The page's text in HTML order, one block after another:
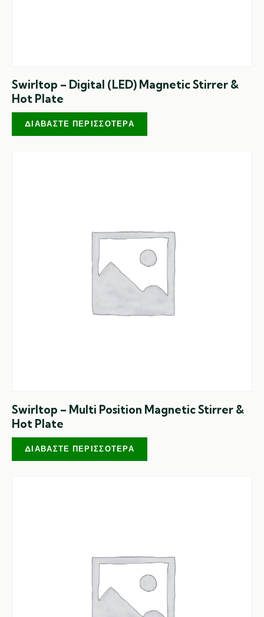
Swirltop – Digital (LED) Magnetic Stirrer &
Hot Plate
ΔΙΑΒΆΣΤΕ ΠΕΡΙΣΣΌΤΕΡΑ
Swirltop – Multi Position Magnetic Stirrer &
Hot Plate
ΔΙΑΒΆΣΤΕ ΠΕΡΙΣΣΌΤΕΡΑ